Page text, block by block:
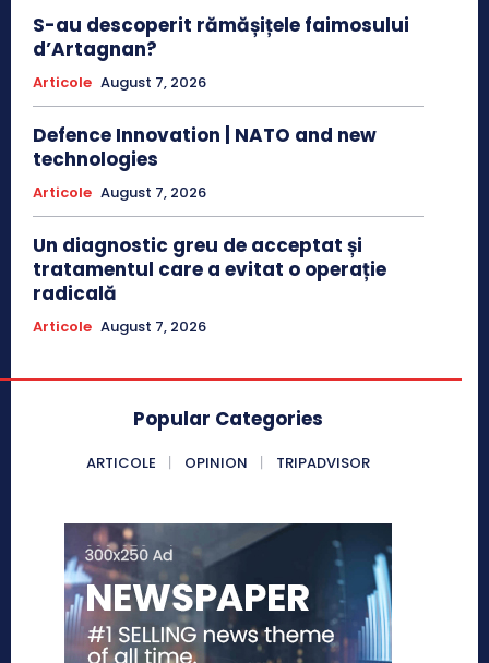
S-au descoperit rămășițele faimosului
d’Artagnan?
Articole August 7, 2026
Defence Innovation | NATO and new
technologies
Articole August 7, 2026
Un diagnostic greu de acceptat și
tratamentul care a evitat o operație
radicală
Articole August 7, 2026
Popular Categories
ARTICOLE OPINION TRIPADVISOR